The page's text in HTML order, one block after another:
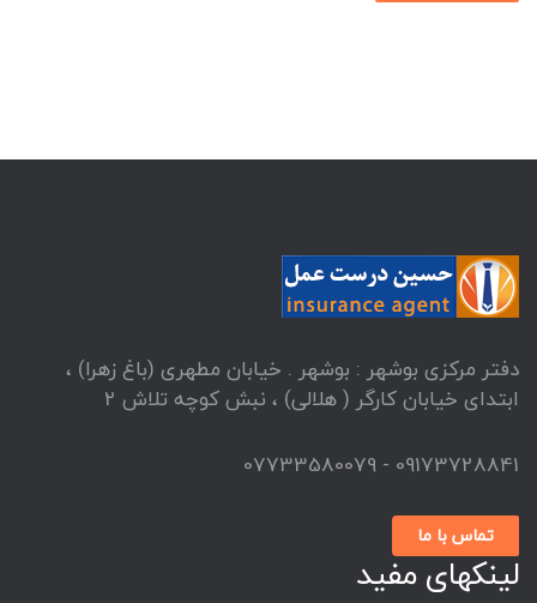
دفتر مرکزی بوشهر : بوشهر . خیابان مطهری (باغ زهرا) ،
ابتدای خیابان کارگر ( هلالی) ، نبش کوچه تلاش 2
09173728841 - 07733580079
تماس با ما
لینکهای مفید